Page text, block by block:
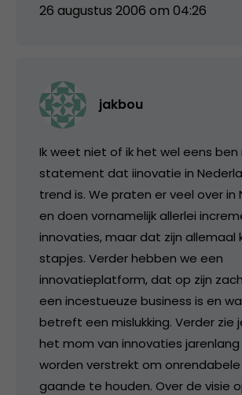
26 augustus 2006 om 04:26
jakbou
Ik weet niet of ik het wel eens
statement dat iinovatie in
trend is. We praten er veel over in
en doen vornamelijk allerlei
innovaties, maar dat zijn allemaal
stapjes. Verder hebben we een
innovatieplatform, dat op zijn
een incestueuze business is en
betreft een mislukking. Verder zie
het mom van innovaties jarenlang
worden verstrekt om
gaande te houden. Over de visie